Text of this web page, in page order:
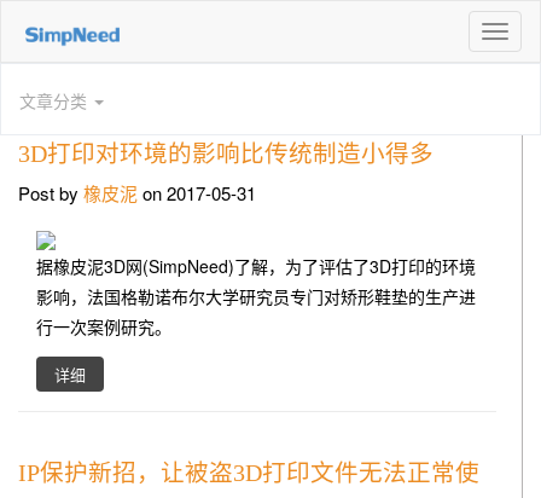
切
换
文章分类
3D打印对环境的影响比传统制造小得多
Post by 橡皮泥 on 2017-05-31
据橡皮泥3D网(SimpNeed)了解，为了评估了3D打印的环境
影响，法国格勒诺布尔大学研究员专门对矫形鞋垫的生产进
行一次案例研究。
详细
IP保护新招，让被盗3D打印文件无法正常使